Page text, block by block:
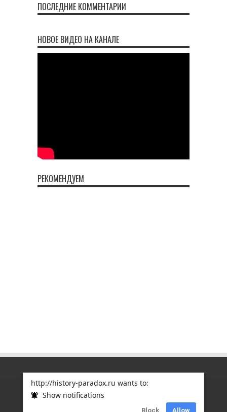
http://history-paradox.ru wants to:
Show notifications
Block Allow
ПОСЛЕДНИЕ КОММЕНТАРИИ
НОВОЕ ВИДЕО НА КАНАЛЕ
РЕКОМЕНДУЕМ